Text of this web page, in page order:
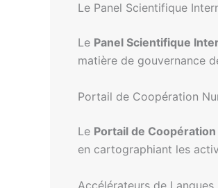
Le Panel Scientifique
Le Panel Scientifique
matière de gouvernance
Portail de Coopération
Le Portail de Coopération
en cartographiant les
Accélérateurs de Langues